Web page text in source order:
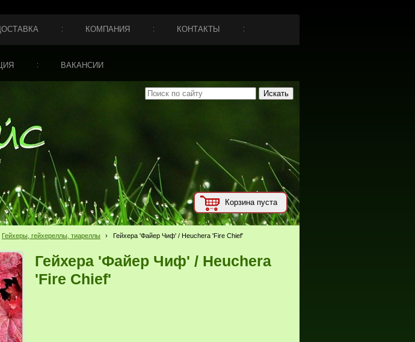
КОМПАНИЯ КОНТАКТЫ
ВАКАНСИИ
Корзина пуста
Гейхеры, гейхереллы, тиареллы › Гейхера 'Файер Чиф' / Heuchera 'Fire Chief'
Гейхера 'Файер Чиф' / Heuchera
'Fire Chief'